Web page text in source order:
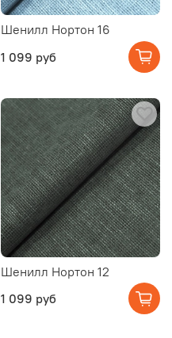
Шенилл Нортон 16
1 099 руб
Шенилл Нортон 12
1 099 руб